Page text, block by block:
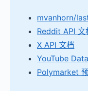
mvanhorn/
Reddit API 文
X API 文档
YouTube
Polymarket